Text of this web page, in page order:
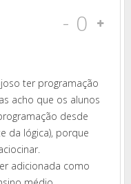
- 0
ter programação
acho que os alunos
desde
da lógica), porque
adicionada como